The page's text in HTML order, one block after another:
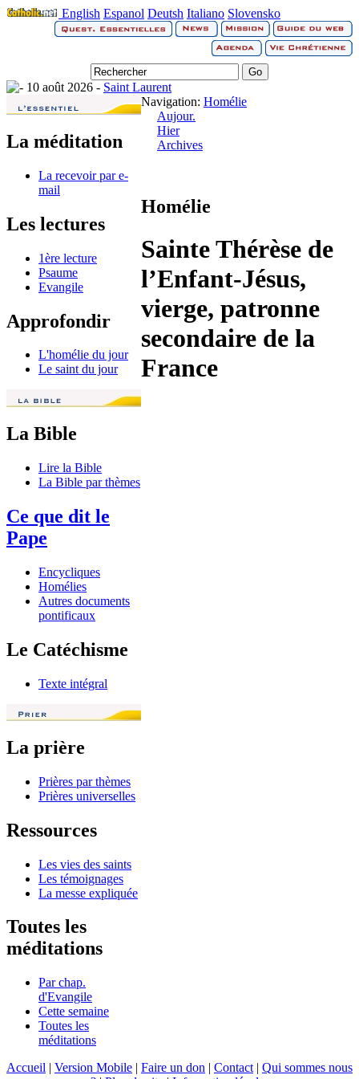
English Espanol Deutsh Italiano Slovensko
10 août 2026 - Saint Laurent
La méditation
La recevoir par e-
mail
Les lectures
1ère lecture
Psaume
Evangile
Approfondir
L'homélie du jour
Le saint du jour
La Bible
Lire la Bible
La Bible par thèmes
Ce que dit le
Pape
Encycliques
Homélies
Autres documents
pontificaux
Le Catéchisme
Texte intégral
La prière
Prières par thèmes
Prières universelles
Ressources
Les vies des saints
Les témoignages
La messe expliquée
Toutes les
méditations
Par chap.
d'Evangile
Cette semaine
Toutes les
méditations
Navigation: Homélie
Aujour.
Hier
Archives
Homélie
Sainte Thérèse de
l’Enfant-Jésus,
vierge, patronne
secondaire de la
France
Accueil | Version Mobile | Faire un don | Contact | Qui sommes nous